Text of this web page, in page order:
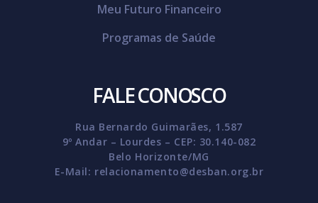
Meu Futuro Financeiro
Programas de Saúde
FALE CONOSCO
Rua Bernardo Guimarães, 1.587
9º Andar – Lourdes – CEP: 30.140-082
Belo Horizonte/MG
E-Mail: relacionamento@desban.org.br